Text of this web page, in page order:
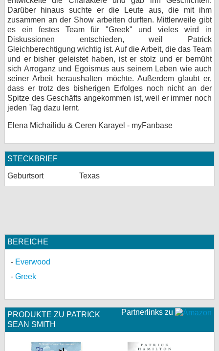
Darüber hinaus suchte er die Leute aus, die mit ihm
zusammen an der Show arbeiten durften. Mittlerweile gibt
es ein festes Team für "Greek" und vieles wird in
Diskussionen entschieden, weil Patrick
Gleichberechtigung wichtig ist. Auf die Arbeit, die das Team
und er bisher geleistet haben, ist er stolz und er bemüht
sich Arroganz und Egoismus aus seinem Leben wie auch
seiner Arbeit heraushalten möchte. Außerdem glaubt er,
dass er trotz des bisherigen Erfolges noch nicht an der
Spitze des Geschäfts angekommen ist, weil er immer noch
jeden Tag dazu lernt.
Elena Michailidu & Ceren Karayel - myFanbase
STECKBRIEF
Geburtsort Texas
BEREICHE
Everwood
Greek
Partnerlinks zu
PRODUKTE ZU PATRICK
SEAN SMITH